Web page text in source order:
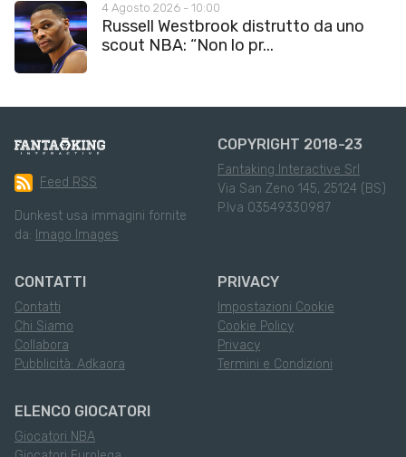
4 Agosto 2026 - 10:00
Russell Westbrook distrutto da uno
scout NBA: “Non lo pr...
Feed RSS
Dunkest usa immagini fornite
da: Imago Images
COPYRIGHT 2018-23
Fantaking Interactive Srl
Via San Zeno 145, 25124 (BS)
P.Iva 03549330987
CONTATTI
Contatti
Chi Siamo
Collabora
Pubblicità: Adkaora
PRIVACY
Impostazioni Cookie
Cookie Policy
Privacy
Termini e Condizioni
ELENCO GIOCATORI
Giocatori NBA